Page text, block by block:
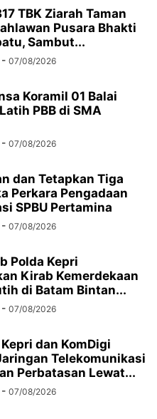
TBK Ziarah Taman
Pusara Bhakti
Sambut...
- 07/08/2026
Koramil 01 Balai
PBB di SMA
- 07/08/2026
dan Tetapkan Tiga
Perkara Pengadaan
SPBU Pertamina
- 07/08/2026
Polda Kepri
Kirab Kemerdekaan
di Batam Bintan...
- 07/08/2026
dan KomDigi
Telekomunikasi
Perbatasan Lewat...
- 07/08/2026